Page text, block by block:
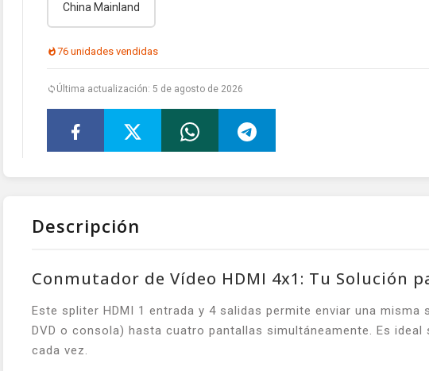
China Mainland
76 unidades vendidas
Última actualización: 5 de agosto de 2026
Descripción
Conmutador de Vídeo HDMI 4x1: Tu Solución
Este spliter HDMI 1 entrada y 4 salidas permite enviar una
DVD o consola) hasta cuatro pantallas simultáneamente. Es
cada vez.